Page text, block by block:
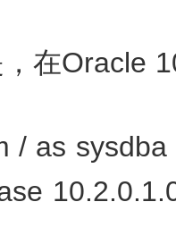
在Oracle
/ as sysdba